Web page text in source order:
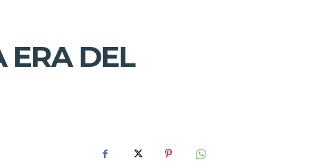
ERA DEL